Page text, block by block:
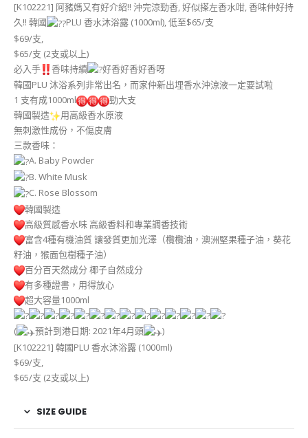
[K102221] 阿豬媽又有好介紹!! 沖完涼勁香, 好似搽左香水咁, 香味仲好持
久!! 韓國
PLU 香水沐浴露 (1000ml), 低至$65/支
$69/支,
$65/支 (2支或以上)
必入手
香味持續
好香好香好香呀
韓國PLU 沐浴系列非常出名，而家仲新出埋香水沖涼液一定要試啦
1 支有成1000ml
勁大支
韓國製造
用高級香水原液
無刺激性成份，不傷皮膚
三款香味：
A. Baby Powder
B. White Musk
C. Rose Blossom
韓國製造
高級質感香水味 高級香料和專業調香技術
富含4種有機油質 讓發質更加光澤（欖欖油，澳洲堅果種子油，葵花
籽油，猴面包樹種子油）
百分百天然成分 椰子自然成分
有多種證書，用得放心
超大容量1000ml
( 預計到港日期: 2021年4月頭
)
[K102221] 韓國PLU 香水沐浴露 (1000ml)
$69/支,
$65/支 (2支或以上)
SIZE GUIDE